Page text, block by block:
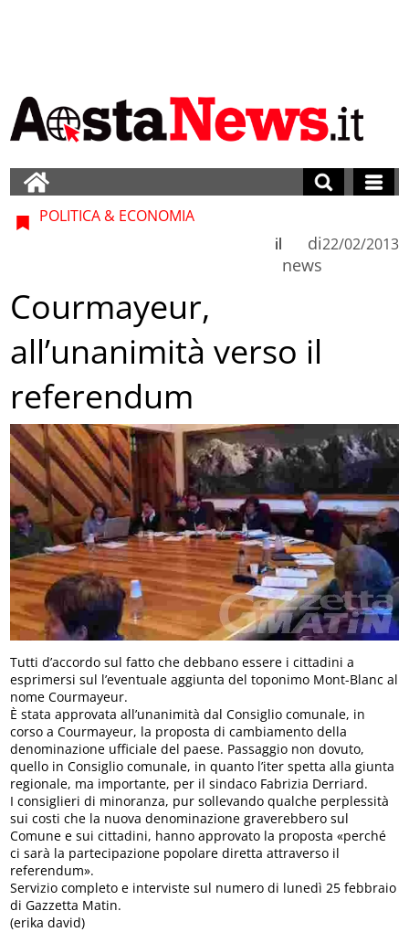
POLITICA & ECONOMIA
di
news
il 22/02/2013
Courmayeur,
all’unanimità verso il
referendum
Tutti d’accordo sul fatto che debbano essere i cittadini a
esprimersi sul l’eventuale aggiunta del toponimo Mont-Blanc al
nome Courmayeur.
È stata approvata all’unanimità dal Consiglio comunale, in
corso a Courmayeur, la proposta di cambiamento della
denominazione ufficiale del paese. Passaggio non dovuto,
quello in Consiglio comunale, in quanto l’iter spetta alla giunta
regionale, ma importante, per il sindaco Fabrizia Derriard.
I consiglieri di minoranza, pur sollevando qualche perplessità
sui costi che la nuova denominazione graverebbero sul
Comune e sui cittadini, hanno approvato la proposta «perché
ci sarà la partecipazione popolare diretta attraverso il
referendum».
Servizio completo e interviste sul numero di lunedì 25 febbraio
di Gazzetta Matin.
(erika david)